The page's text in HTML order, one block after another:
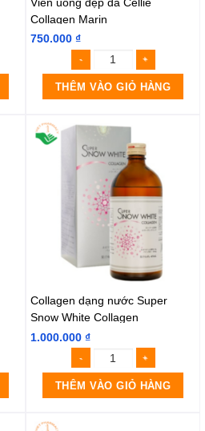
Collagen Marin
750.000 ₫
THÊM VÀO GIỎ HÀNG
Collagen dạng nước Super
Snow White Collagen
1.000.000 ₫
THÊM VÀO GIỎ HÀNG